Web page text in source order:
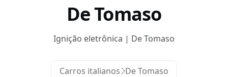
De Tomaso
Ignição eletrônica | De Tomaso
Carros italianos De Tomaso